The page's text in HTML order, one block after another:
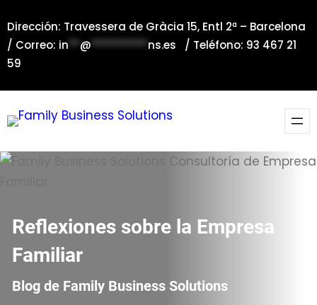
al
contenido
Dirección: Travessera de Gràcia 15, Entl 2ª – Barcelona
/ Correo: in**@**********ns.es / Teléfono: 93 467 21
59
Reflexiones sobre la Empresa
Familiar
Blog de Family Business Solutions